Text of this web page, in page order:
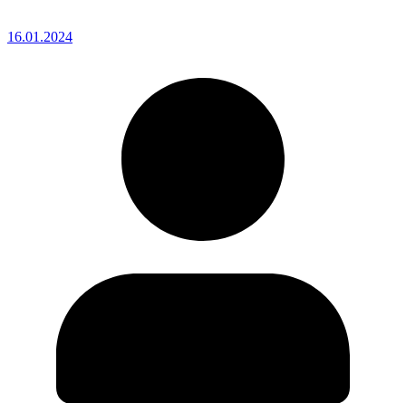
16.01.2024